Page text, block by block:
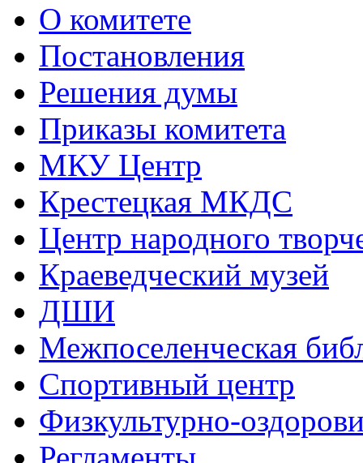
О комитете
Постановления
Решения думы
Приказы комитета
МКУ Центр
Крестецкая МКДС
Центр народного
Краеведческий музей
ДШИ
Межпоселенческая
Спортивный центр
Физкультурно-